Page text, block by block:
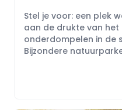
Stel je voor: een plek
aan de drukte van het
onderdompelen in de
Bijzondere